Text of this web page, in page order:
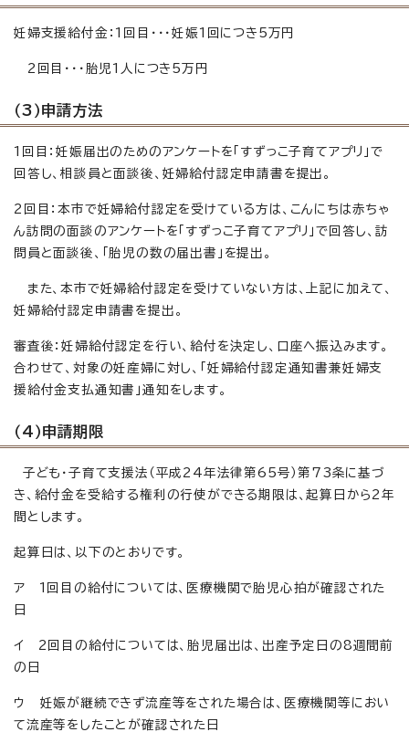
妊婦支援給付金：1回目・・・妊娠1回につき5万円
2回目・・・胎児1人につき5万円
（3）申請方法
1回目：妊娠届出のためのアンケートを「すずっこ子育てアプリ」で
回答し、相談員と面談後、妊婦給付認定申請書を提出。
2回目：本市で妊婦給付認定を受けている方は、こんにちは赤ちゃ
ん訪問の面談のアンケートを「すずっこ子育てアプリ」で回答し、訪
問員と面談後、「胎児の数の届出書」を提出。
また、本市で妊婦給付認定を受けていない方は、上記に加えて、
妊婦給付認定申請書を提出。
審査後：妊婦給付認定を行い、給付を決定し、口座へ振込みます。
合わせて、対象の妊産婦に対し、「妊婦給付認定通知書兼妊婦支
援給付金支払通知書」通知をします。
（4）申請期限
子ども・子育て支援法（平成24年法律第65号）第73条に基づ
き、給付金を受給する権利の行使ができる期限は、起算日から2年
間とします。
起算日は、以下のとおりです。
ア 1回目の給付については、医療機関で胎児心拍が確認された
日
イ 2回目の給付については、胎児届出は、出産予定日の8週間前
の日
ウ 妊娠が継続できず流産等をされた場合は、医療機関等におい
て流産等をしたことが確認された日